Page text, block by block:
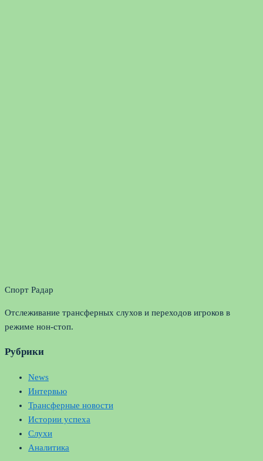
Спорт Радар
Отслеживание трансферных слухов и переходов игроков в
режиме нон-стоп.
Рубрики
News
Интервью
Трансферные новости
Истории успеха
Слухи
Аналитика